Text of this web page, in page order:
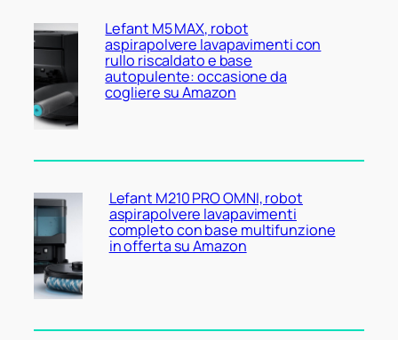
Lefant M5 MAX, robot
aspirapolvere lavapavimenti con
rullo riscaldato e base
autopulente: occasione da
cogliere su Amazon
Lefant M210 PRO OMNI, robot
aspirapolvere lavapavimenti
completo con base multifunzione
in offerta su Amazon